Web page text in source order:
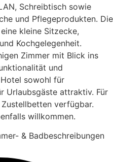
Schreibtisch sowie
und Pflegeprodukten. Die
kleine Sitzecke,
Kochgelegenheit.
Zimmer mit Blick ins
und
sowohl für
Urlaubsgäste attraktiv. Für
verfügbar.
willkommen.
& Badbeschreibungen